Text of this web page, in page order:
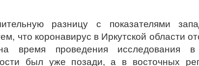
разницу с показателями
что коронавирус в Иркутской области
время проведения исследования
был уже позади, а в восточных